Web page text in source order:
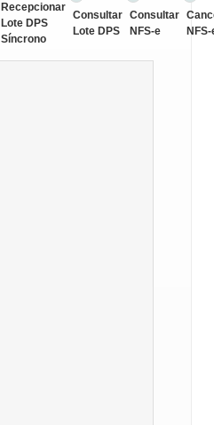
Recepcionar
Lote DPS
Síncrono
Consultar
Lote DPS
Consultar
NFS-e
NFS-